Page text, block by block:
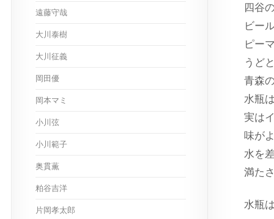
四谷
ビー
ピー
うど
青森
水瓶
実は
味が
水を
満た
水瓶
遠藤守哉
大川泰樹
大川征義
岡田優
岡本マミ
小川弦
小川範子
奥貫薫
粕谷吉洋
片岡孝太郎